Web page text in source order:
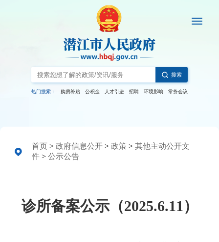
搜索
热门搜索： 购房补贴 公积金 人才引进 招聘 环境影响 常务会议
首页 > 政府信息公开 > 政策 > 其他主动公开文
件 > 公示公告
诊所备案公示（2025.6.11）